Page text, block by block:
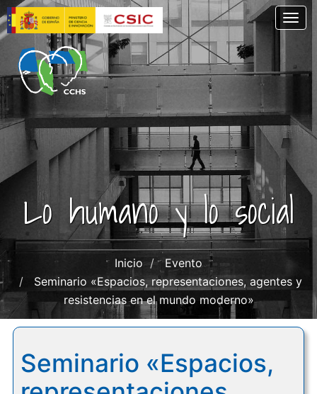
Pasar
al
contenido
principal
Lo humano y lo social
Inicio
Evento
Seminario «Espacios, representaciones, agentes y
resistencias en el mundo moderno»
Seminario «Espacios,